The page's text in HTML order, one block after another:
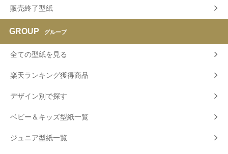
販売終了型紙
GROUP グループ
全ての型紙を見る
楽天ランキング獲得商品
デザイン別で探す
ベビー＆キッズ型紙一覧
ジュニア型紙一覧